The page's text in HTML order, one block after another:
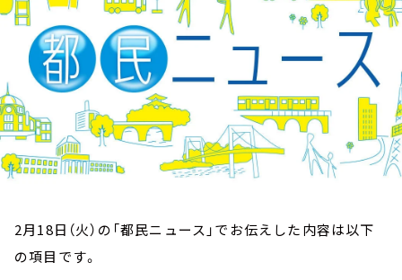
2月18日（火）の「都民ニュース」でお伝えした内容は以下
の項目です。